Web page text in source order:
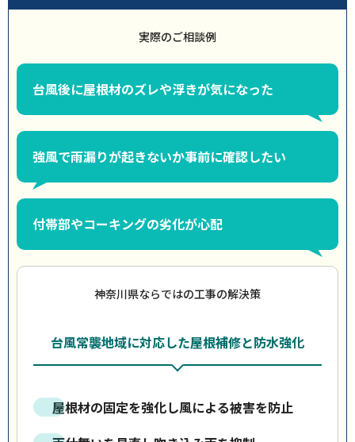
実際のご相談例
台風後に屋根材のズレや浮きが気になった
強風で雨漏りが起きないか事前に確認したい
付帯部やコーキングの劣化が心配
神奈川県ならではの工事の解決策
台風常襲地域に対応した屋根補修と防水強化
屋根材の固定を強化し風による被害を防止